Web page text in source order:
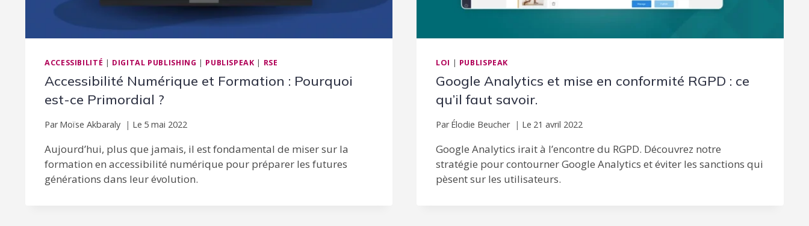
ACCESSIBILITÉ | DIGITAL PUBLISHING | PUBLISPEAK | RSE
Accessibilité Numérique et Formation : Pourquoi
est-ce Primordial ?
Par Moïse Akbaraly Le 5 mai 2022
Aujourd’hui, plus que jamais, il est fondamental de miser sur la
formation en accessibilité numérique pour préparer les futures
générations dans leur évolution.
LOI | PUBLISPEAK
Google Analytics et mise en conformité RGPD : ce
qu’il faut savoir.
Par Élodie Beucher Le 21 avril 2022
Google Analytics irait à l’encontre du RGPD. Découvrez notre
stratégie pour contourner Google Analytics et éviter les sanctions qui
pèsent sur les utilisateurs.